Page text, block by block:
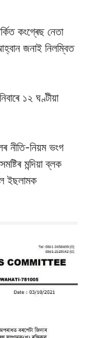
কংগ্ৰেছ নেতা
জনাই নিলম্বিত
১২ ঘণ্টীয়া
নীতি-নিয়ম ভংগ
মন্দিয়া ব্লক
ইছলামক